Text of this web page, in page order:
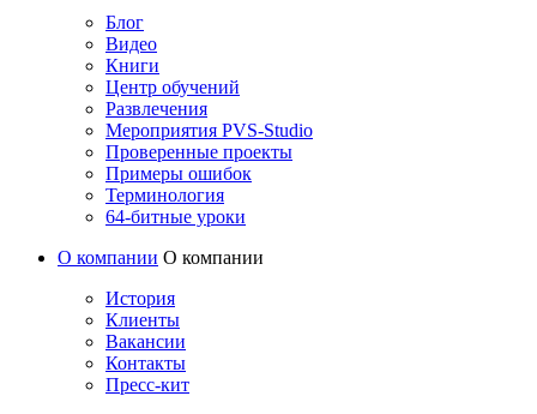
Блог
Видео
Книги
Центр обучений
Развлечения
Мероприятия PVS-Studio
Проверенные проекты
Примеры ошибок
Терминология
64-битные уроки
О компании О компании
История
Клиенты
Вакансии
Контакты
Пресс-кит